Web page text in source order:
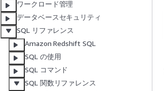
ワークロード管理
データベースセキュリティ
SQL リファレンス
Amazon Redshift SQL
SQL の使用
SQL コマンド
SQL 関数リファレンス